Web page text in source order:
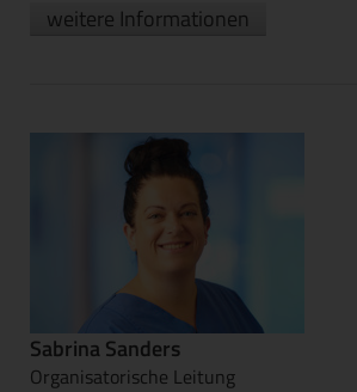
weitere Informationen
Sabrina Sanders
Organisatorische Leitung